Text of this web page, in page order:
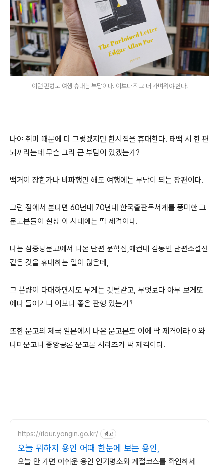
이런 판형도 여행 휴대는 부담이다. 이보다 적고 더 가벼워야 한다.
나야 취미 때문에 더 그렇겠지만 한시집을 휴대한다. 태백 시 한 편
뇌까리는데 무슨 그리 큰 부담이 있겠는가?
백거이 장한가나 비파행만 해도 여행에는 부담이 되는 장편이다.
그런 점에서 본다면 60년대 70년대 한국출판독서계를 풍미한 그
문고본들이 실상 이 시대에는 딱 제격이다.
나는 삼중당문고에서 나온 단편 문학집,예컨대 김동인 단편소설선
같은 것을 휴대하는 일이 많은데,
그 분량이 다대하면서도 무게는 깃털같고, 무엇보다 아무 보게또
에나 들어가니 이보다 좋은 판형 있는가?
또한 문고의 제국 일본에서 나온 문고본도 이에 딱 제격이라 이와
나미문고나 중앙공론 문고본 시리즈가 딱 제격이다.
https://itour.yongin.go.kr/ 광고
오늘 뭐하지 용인 어때 한눈에 보는 용인,
오늘 안 가면 아쉬운 용인 인기명소와 계절코스를 확인하세